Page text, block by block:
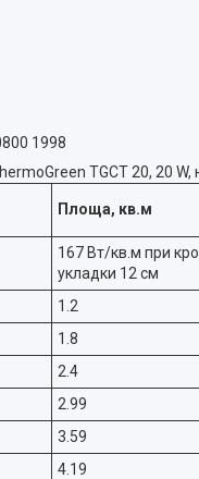
1998
TGCT 20, 20
Площа, кв.м
167 Вт/кв.м при
укладки 12 см
1.2
1.8
2.4
2.99
3.59
4.19